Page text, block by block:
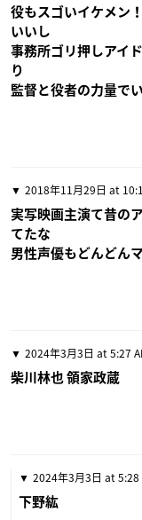
役もスゴいイケメン
いいし
事務所ゴリ押しアイ
り
監督と役者の力量で
2018年11月29日 at
実写映画主演て昔の
てたな
男性声優もどんどん
2024年3月3日 at 5:27
柴川林也 領家政蔵
2024年3月3日 at 5:28
下野紘